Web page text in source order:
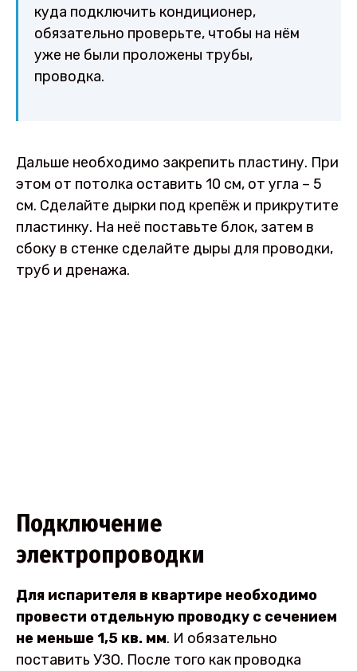
куда подключить кондиционер,
обязательно проверьте, чтобы на нём
уже не были проложены трубы,
проводка.
Дальше необходимо закрепить пластину. При
этом от потолка оставить 10 см, от угла – 5
см. Сделайте дырки под крепёж и прикрутите
пластинку. На неё поставьте блок, затем в
сбоку в стенке сделайте дыры для проводки,
труб и дренажа.
Подключение
электропроводки
Для испарителя в квартире необходимо
провести отдельную проводку с сечением
не меньше 1,5 кв. мм. И обязательно
поставить УЗО. После того как проводка